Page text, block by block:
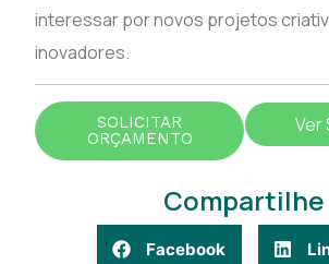
interessar por novos projetos
inovadores.
SOLICITAR
ORÇAMENTO
Ver
Compartilhe
Facebook